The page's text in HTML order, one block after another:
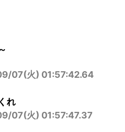
07(火) 01:57:42.64
れ
07(火) 01:57:47.37